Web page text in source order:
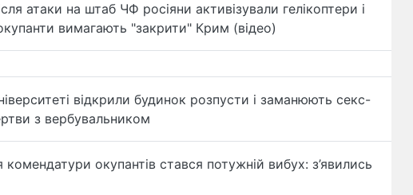
атаки на штаб ЧФ росіяни активізували гелікоптери і
вимагають "закрити" Крим (відео)
відкрили будинок розпусти і заманюють секс-
з вербувальником
комендатури окупантів стався потужній вибух: з’явились